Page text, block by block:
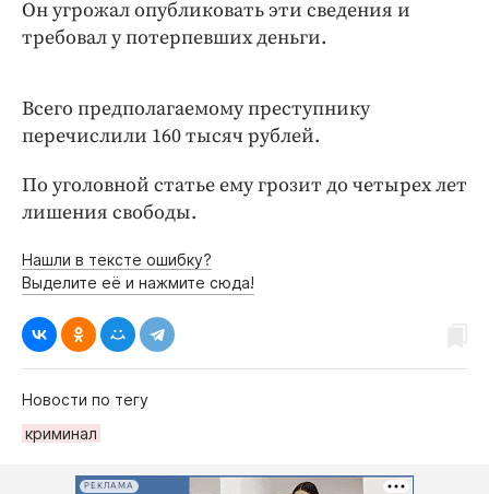
Он угрожал опубликовать эти сведения и
требовал у потерпевших деньги.
Всего предполагаемому преступнику
перечислили 160 тысяч рублей.
По уголовной статье ему грозит до четырех лет
лишения свободы.
Нашли в тексте ошибку?
Выделите её и нажмите сюда!
Новости по тегу
криминал
РЕКЛАМА